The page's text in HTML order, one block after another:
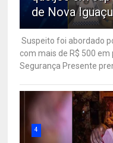
de Nova Iguaçu
Suspeito foi abordado
com mais de R$ 500
Segurança Presente
4